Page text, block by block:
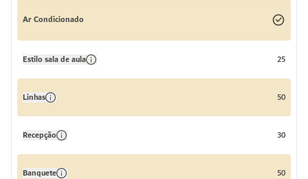
Ar Condicionado
Estilo sala de aula 25
Linhas 50
Recepção 30
Banquete 50